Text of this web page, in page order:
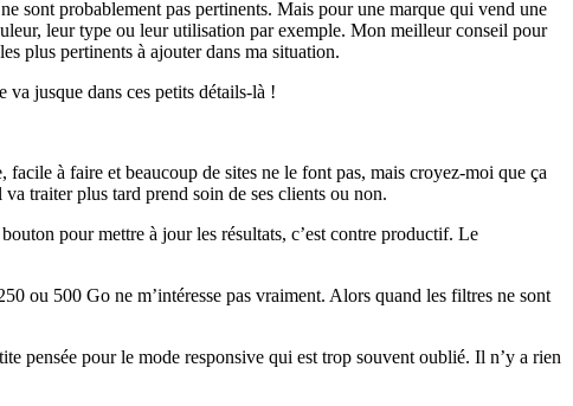
sont probablement pas pertinents. Mais pour une marque qui vend une
leur type ou leur utilisation par exemple. Mon meilleur conseil pour
plus pertinents à ajouter dans ma situation.
va jusque dans ces petits détails-là !
à faire et beaucoup de sites ne le font pas, mais croyez-moi que ça
traiter plus tard prend soin de ses clients ou non.
pour mettre à jour les résultats, c’est contre productif. Le
ou 500 Go ne m’intéresse pas vraiment. Alors quand les filtres ne sont
pensée pour le mode responsive qui est trop souvent oublié. Il n’y a rien